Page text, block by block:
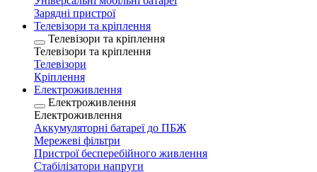
Зарядні пристрої
Телевізори та кріплення
Телевізори та кріплення
Телевізори та кріплення
Телевізори
Кріплення
Електроживлення
Електроживлення
Електроживлення
Аккумуляторні батареї до ПБЖ
Мережеві фільтри
Пристрої бесперебійного живлення
Стабілізатори напруги